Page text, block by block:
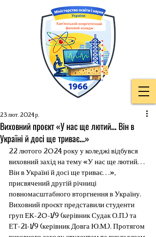
Виховний проєкт «У нас ще лютий… Він в
Україні й досі ще триває…»
23 лют. 2024 р.
22 лютого 2024 року у коледжі відбувся
виховний захід на тему «У нас ще лютий…
Він в Україні й досі ще триває…»,
присвячений другій річниці
повномасштабного вторгнення в Україну.
Виховний проєкт представили студенти
груп ЕК-20-1/9 (керівник Судак О.П.) та
ЕТ-21-1/9 (керівник Довга Ю.М.). Протягом